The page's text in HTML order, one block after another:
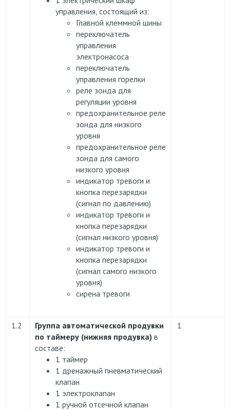
управления, состоящий из:
Главной клеммной шины
переключатель
управления
электронасоса
переключатель
управления горелки
реле зонда для
регуляции уровня
предохранительное реле
зонда для низкого
уровня
предохранительное реле
зонда для самого
низкого уровня
индикатор тревоги и
кнопка перезарядки
(сигнал по давлению)
индикатор тревоги и
кнопка перезарядки
(сигнал низкого уровня)
индикатор тревоги и
кнопка перезарядки
(сигнал самого низкого
уровня)
сирена тревоги
1.2
Группа автоматической продувки
по таймеру (нижняя продувка) в
составе:
1 таймер
1 дренажный пневматический
клапан
1 электроклапан
1 ручной отсечной клапан
1